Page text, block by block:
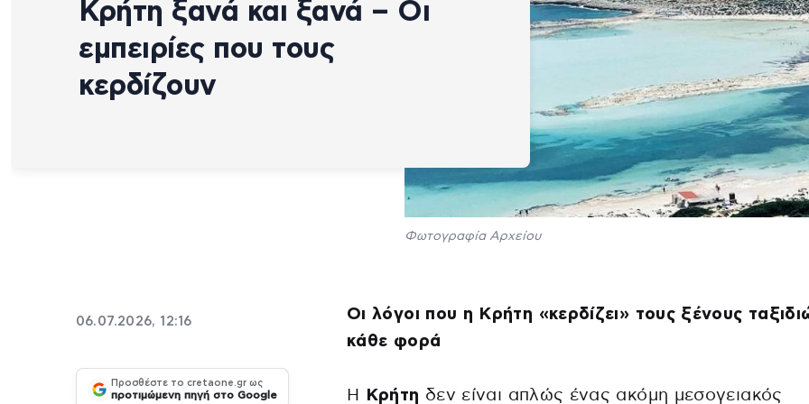
Κρήτη ξανά και ξανά – Οι
εμπειρίες που τους
κερδίζουν
Φωτογραφία Αρχείου
06.07.2026, 12:16
Προσθέστε το cretaone.gr ως
προτιμώμενη πηγή στο Google
Οι λόγοι που η Κρήτη «κερδίζει» τους ξένους
κάθε φορά
Η Κρήτη δεν είναι απλώς ένας ακόμη μεσογειακός